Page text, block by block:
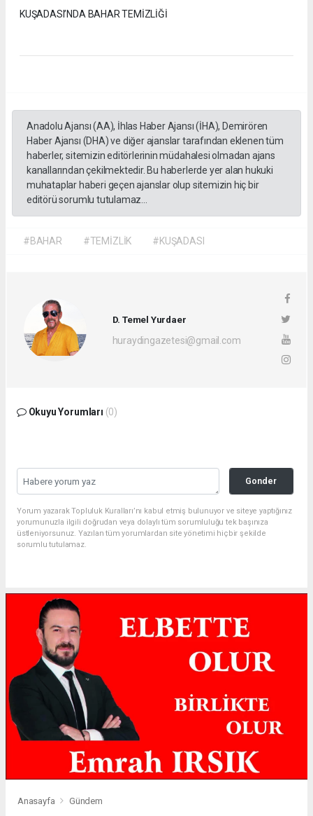
KUŞADASI’NDA BAHAR TEMİZLİĞİ
Anadolu Ajansı (AA), İhlas Haber Ajansı (İHA), Demirören
Haber Ajansı (DHA) ve diğer ajanslar tarafından eklenen tüm
haberler, sitemizin editörlerinin müdahalesi olmadan ajans
kanallarından çekilmektedir. Bu haberlerde yer alan hukuki
muhataplar haberi geçen ajanslar olup sitemizin hiç bir
editörü sorumlu tutulamaz...
#BAHAR #TEMİZLİK #KUŞADASI
D. Temel Yurdaer
huraydingazetesi@gmail.com
Okuyu Yorumları (0)
Gonder
Yorum yazarak Topluluk Kuralları’nı kabul etmiş bulunuyor ve siteye yaptığınız
yorumunuzla ilgili doğrudan veya dolaylı tüm sorumluluğu tek başınıza
üstleniyorsunuz. Yazılan tüm yorumlardan site yönetimi hiçbir şekilde
sorumlu tutulamaz.
Anasayfa Gündem